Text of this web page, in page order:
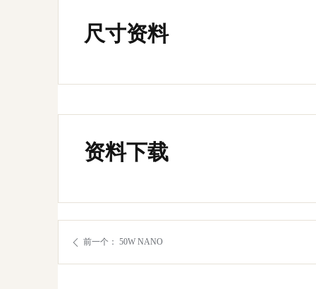
尺寸资料
资料下载
ꄴ 前一个： 50W NANO